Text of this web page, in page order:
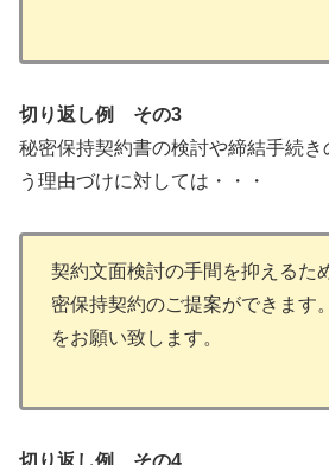
切り返し例 その3
秘密保持契約書の検討や締結手続
う理由づけに対しては・・・
契約文面検討の手間を抑えるた
密保持契約のご提案ができます
をお願い致します。